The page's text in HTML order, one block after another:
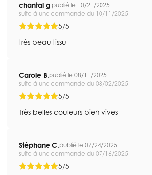
chantal g.publié le 10/21/2025
suite à une commande du 10/11/2025
5/5
très beau tissu
Carole B.publié le 08/11/2025
suite à une commande du 08/02/2025
5/5
Très belles couleurs bien vives
Stéphane C.publié le 07/24/2025
suite à une commande du 07/16/2025
5/5